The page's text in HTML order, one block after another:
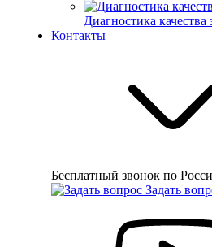
Диагностика качества
Контакты
Бесплатный звонок по
Задать